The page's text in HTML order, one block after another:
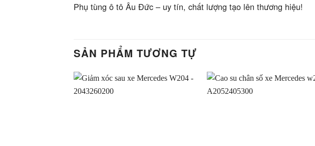
Phụ tùng ô tô Âu Đức – uy tín, chất lượng tạo lên thương hiệu!
SẢN PHẨM TƯƠNG TỰ